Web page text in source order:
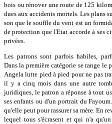
bois ou rénover une route de 125
dues aux accidents mortels. Les plans
son que le souffle du vent est un
de protection que l'Etat accorde à ses
privées.
Les patrons sont parfois habiles,
Dans la première catégorie se range
Angela lutte pied à pied pour ne pas
il y a cinq mois dans une autre
juridiques, le patron a réponse à tout
ses enfants ou d'un portrait du
qu'elle peut pour rassurer sa mère. En
lequel tous s'écrasent et qui n'a